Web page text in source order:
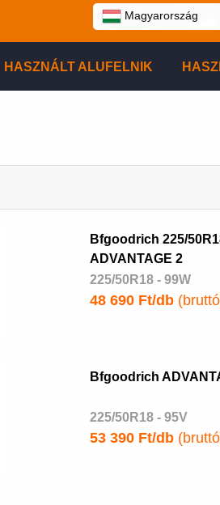
Magyarország
HASZNÁLT ALUFELNIK
Bfgoodrich 225/
ADVANTAGE 2
225/50R18 - 99W
48 690 Ft/db
Bfgoodrich
225/50R18 - 95V
53 390 Ft/db